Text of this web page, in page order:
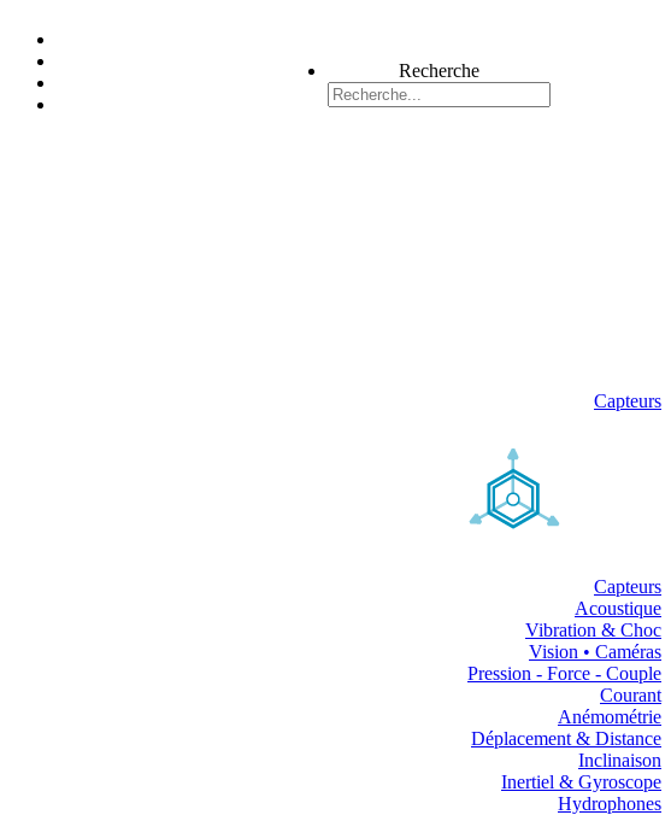
Recherche
Capteurs
Capteurs
Acoustique
Vibration & Choc
Vision • Caméras
Pression - Force - Couple
Courant
Anémométrie
Déplacement & Distance
Inclinaison
Inertiel & Gyroscope
Hydrophones